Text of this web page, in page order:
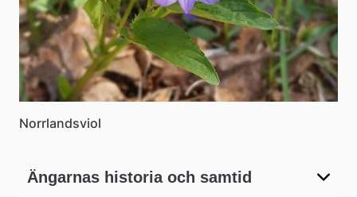
Norrlandsviol
Ängarnas historia och samtid